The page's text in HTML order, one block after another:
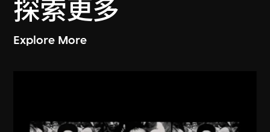
探索更多
Explore More